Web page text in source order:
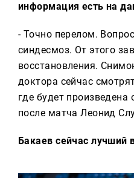
информация есть на
- Точно перелом.
синдесмоз. От этого
восстановления.
доктора сейчас
где будет произведена
после матча Леонид
Бакаев сейчас лучший